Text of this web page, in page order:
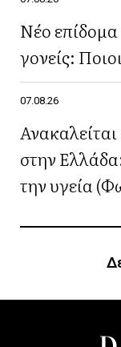
Νέο επίδομα
γονείς:
07.08.26
στην
την υγεία